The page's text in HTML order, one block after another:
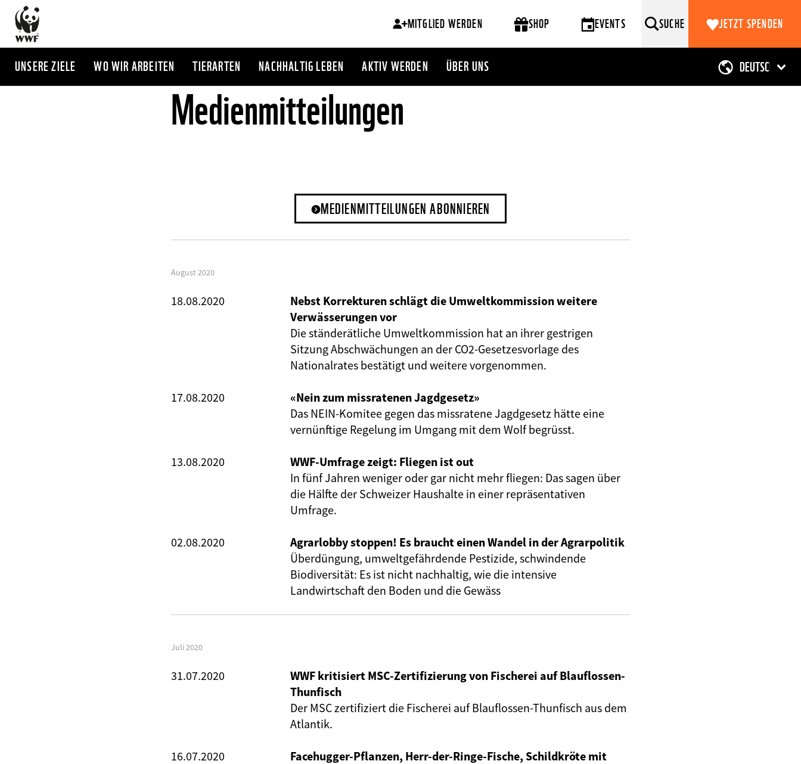
Direkt
zum
Inhalt
MITGLIED WERDEN SHOP EVENTS SUCHE JETZT SPENDEN
UNSERE ZIELE WO WIR ARBEITEN TIERARTEN NACHHALTIG LEBEN AKTIV WERDEN ÜBER UNS
Medienmitteilungen
MEDIENMITTEILUNGEN ABONNIEREN
August 2020
18.08.2020
Nebst Korrekturen schlägt die Umweltkommission weitere
Verwässerungen vor
Die ständerätliche Umweltkommission hat an ihrer gestrigen
Sitzung Abschwächungen an der CO2-Gesetzesvorlage des
Nationalrates bestätigt und weitere vorgenommen.
17.08.2020
«Nein zum missratenen Jagdgesetz»
Das NEIN-Komitee gegen das missratene Jagdgesetz hätte eine
vernünftige Regelung im Umgang mit dem Wolf begrüsst.
13.08.2020
WWF-Umfrage zeigt: Fliegen ist out
In fünf Jahren weniger oder gar nicht mehr fliegen: Das sagen über
die Hälfte der Schweizer Haushalte in einer repräsentativen
Umfrage.
02.08.2020
Agrarlobby stoppen! Es braucht einen Wandel in der Agrarpolitik
Überdüngung, umweltgefährdende Pestizide, schwindende
Biodiversität: Es ist nicht nachhaltig, wie die intensive
Landwirtschaft den Boden und die Gewäss
Juli 2020
31.07.2020
WWF kritisiert MSC-Zertifizierung von Fischerei auf Blauflossen-
Thunfisch
Der MSC zertifiziert die Fischerei auf Blauflossen-Thunfisch aus dem
Atlantik.
16.07.2020
Facehugger-Pflanzen, Herr-der-Ringe-Fische, Schildkröte mit